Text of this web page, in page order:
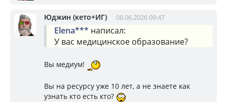
Юджин (кето+ИГ) 08.06.2026 09:47
Elena*** написал:
У вас медицинское образование?
Вы медиум!
Вы на ресурсу уже 10 лет, а не знаете как
узнать кто есть кто?